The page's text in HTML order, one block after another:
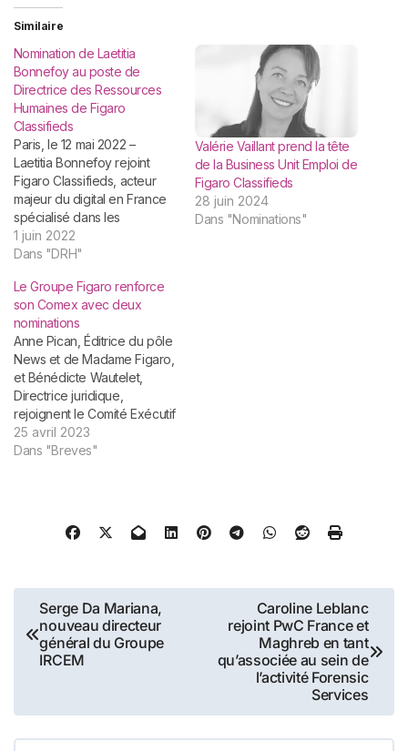
Similaire
Nomination de Laetitia
Bonnefoy au poste de
Directrice des Ressources
Humaines de Figaro
Classifieds
Paris, le 12 mai 2022 –
Laetitia Bonnefoy rejoint
Figaro Classifieds, acteur
majeur du digital en France
spécialisé dans les
annonces classées sur les
marchés de l’éducation, de
tant que Directrice des
Ressources Humaines.
Diplômée d’un Master de
Management des
Ressources Humaines et
Communication Sociale…
1 juin 2022
Dans "DRH"
Valérie Vaillant prend la tête
de la Business Unit Emploi de
Figaro Classifieds
28 juin 2024
Dans "Nominations"
Le Groupe Figaro renforce
son Comex avec deux
nominations
Anne Pican, Éditrice du pôle
News et de Madame Figaro,
et Bénédicte Wautelet,
Directrice juridique,
rejoignent le Comité Exécutif
Groupe présidé par Marc
Feuillée. Le Directeur
Bénédicte Wautelet au sein
du Comité Exécutif Groupe.
25 avril 2023
Dans "Breves"
Navigation
de
l’article
Serge Da Mariana,
nouveau directeur
général du Groupe
IRCEM
Caroline Leblanc
rejoint PwC France et
Maghreb en tant
qu’associée au sein de
l’activité Forensic
Services